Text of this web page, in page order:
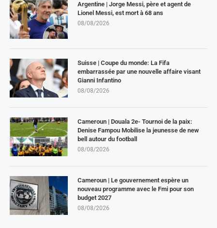
Argentine | Jorge Messi, père et agent de
Lionel Messi, est mort à 68 ans
08/08/2026
Suisse | Coupe du monde: La Fifa
embarrassée par une nouvelle affaire visant
Gianni Infantino
08/08/2026
Cameroun | Douala 2e- Tournoi de la paix:
Denise Fampou Mobilise la jeunesse de new
bell autour du football
08/08/2026
Cameroun | Le gouvernement espère un
nouveau programme avec le Fmi pour son
budget 2027
08/08/2026